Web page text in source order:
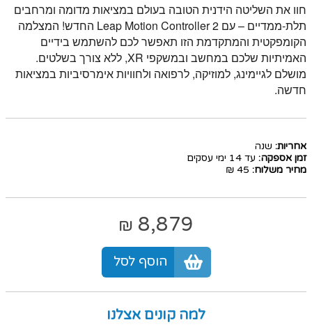
חוו את השליטה הידנית הטובה בעולם במציאות מדומה ומרחבים
תלת-ממדיים – עם Leap Motion Controller 2 החדש! המצלמה
הקומפקטית והמתקדמת הזו תאפשר לכם להשתמש בידיים
האמיתיות שלכם במחשב ובמשקפי XR, ללא צורך בשלטים.
מושלם לגיימינג, למוזיקה, לרפואה ולחוויות אימרסיביות במציאות
חדשה.
אחריות: שנה
זמן אספקה: עד 14 ימי עסקים
מחיר משלוח: 45 ₪
8,879
₪
הוסף לסל
למה קונים אצלנו